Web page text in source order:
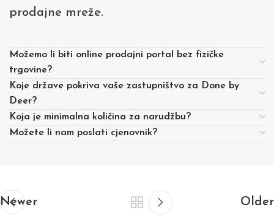
prodajne mreže.
Možemo li biti online prodajni portal bez fizičke
trgovine?
Koje države pokriva vaše zastupništvo za Done by
Deer?
Koja je minimalna količina za narudžbu?
Možete li nam poslati cjenovnik?
Newer Older